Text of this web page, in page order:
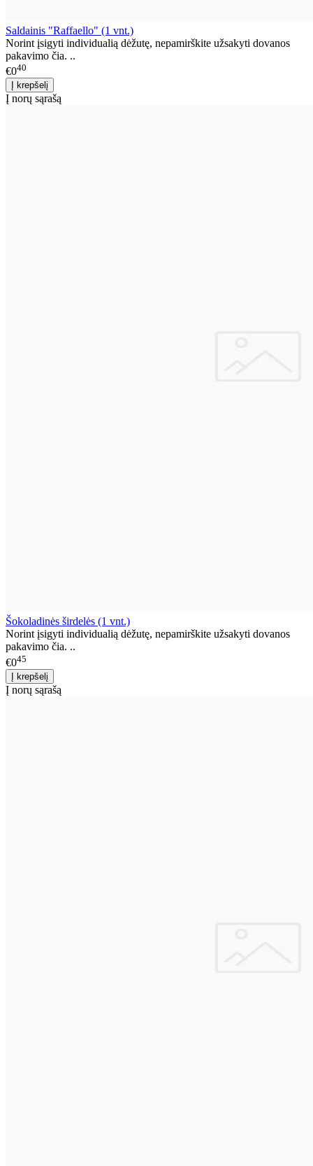
Saldainis "Raffaello" (1 vnt.)
Norint įsigyti individualią dėžutę, nepamirškite užsakyti dovanos
pakavimo čia. ..
€040
Į norų sąrašą
Šokoladinės širdelės (1 vnt.)
Norint įsigyti individualią dėžutę, nepamirškite užsakyti dovanos
pakavimo čia. ..
€045
Į norų sąrašą